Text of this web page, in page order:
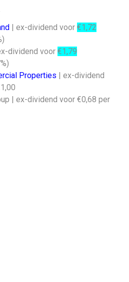
| ex-dividend voor €1,72
dividend voor €1,79
Properties | ex-dividend
| ex-dividend voor €0,68 per